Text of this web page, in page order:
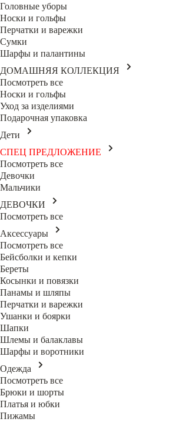
Головные уборы
Носки и гольфы
Перчатки и варежки
Сумки
Шарфы и палантины
ДОМАШНЯЯ КОЛЛЕКЦИЯ
Посмотреть все
Носки и гольфы
Уход за изделиями
Подарочная упаковка
Дети
СПЕЦ ПРЕДЛОЖЕНИЕ
Посмотреть все
Девочки
Мальчики
ДЕВОЧКИ
Посмотреть все
Аксессуары
Посмотреть все
Бейсболки и кепки
Береты
Косынки и повязки
Панамы и шляпы
Перчатки и варежки
Ушанки и боярки
Шапки
Шлемы и балаклавы
Шарфы и воротники
Одежда
Посмотреть все
Брюки и шорты
Платья и юбки
Пижамы